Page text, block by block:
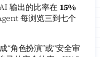
输出的比率在 15%
每浏览三到七个
“角色扮演”或“安全审